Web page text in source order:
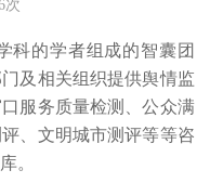
次
科的学者组成的智囊团
及相关组织提供舆情监
服务质量检测、公众满
、文明城市测评等等咨
。